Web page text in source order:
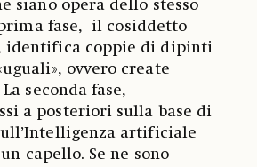
siano opera dello stesso
fase, il cosiddetto
identifica coppie di dipinti
ovvero create
seconda fase,
a posteriori sulla base di
artificiale
capello. Se ne sono